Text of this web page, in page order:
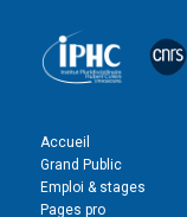
Accueil
Grand Public
Emploi & stages
Pages pro